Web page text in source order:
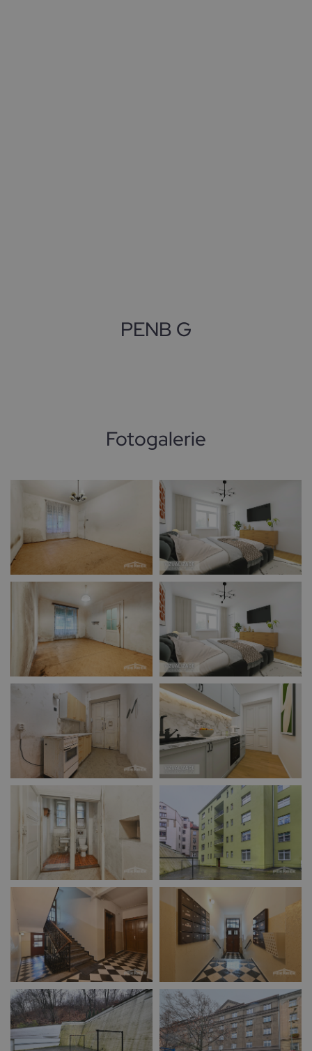
PENB G
Fotogalerie